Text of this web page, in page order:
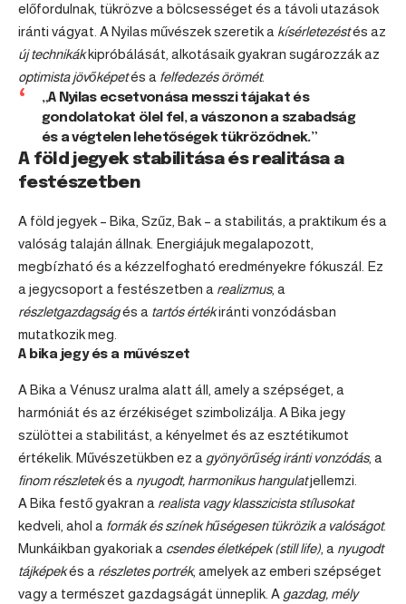
előfordulnak, tükrözve a bölcsességet és a távoli utazások
iránti vágyat. A Nyilas művészek szeretik a kísérletezéstés az
új technikákkipróbálását, alkotásaik gyakran sugározzák az
optimista jövőképetés a felfedezés örömét.
„A Nyilas ecsetvonása messzi tájakat és
gondolatokat ölel fel, a vászonon a szabadság
és a végtelen lehetőségek tükröződnek.”
A föld jegyek stabilitása és realitása a
festészetben
A föld jegyek – Bika Szűz Bak – a stabilitás, a praktikum és a
valóság talaján állnak. Energiájuk megalapozott,
megbízható és a kézzelfogható eredményekre fókuszál. Ez
a jegycsoport a festészetben a realizmus, a
részletgazdagságés a tartós értékiránti vonzódásban
mutatkozik meg.
A bika jegy és a művészet
A Bika a Vénusz uralma alatt áll, amely a szépséget, a
harmóniát és az érzékiséget szimbolizálja. A Bika jegy
szülöttei a stabilitást, a kényelmet és az esztétikumot
értékelik. Művészetükben ez a gyönyörűség iránti vonzódás, a
finom részletekés a nyugodt, harmonikus hangulatjellemzi.
A Bika festő gyakran a realista vagy klasszicista stílusokat
kedveli, ahol a formák és színek hűségesen tükrözik a valóságot.
Munkáikban gyakoriak a csendes életképek (still life) , a nyugodt
tájképekés a részletes portrék, amelyek az emberi szépséget
vagy a természet gazdagságát ünneplik. A gazdag, mély